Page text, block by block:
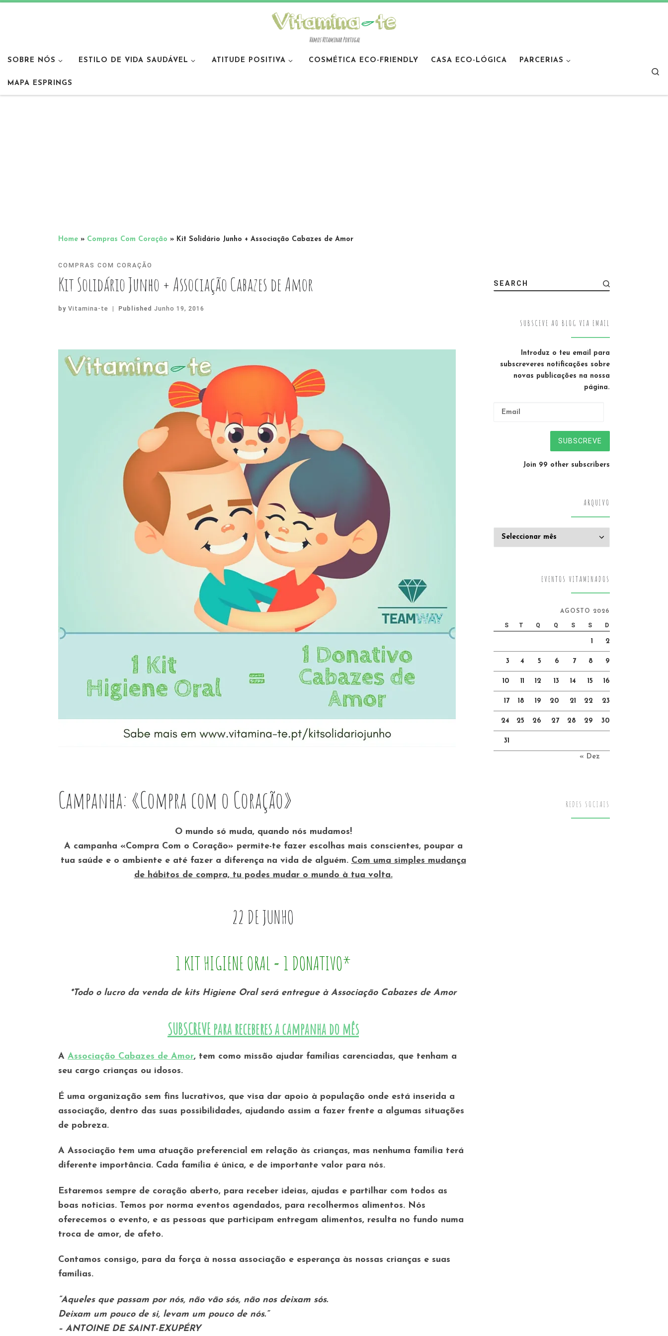
Vamos Vitaminar Portugal
SOBRE NÓS ESTILO DE VIDA SAUDÁVEL ATITUDE POSITIVA COSMÉTICA ECO-FRIENDLY CASA ECO-LÓGICA PARCERIAS
MAPA ESPRINGS
Home » Compras Com Coração » Kit Solidário Junho + Associação Cabazes de Amor
COMPRAS COM CORAÇÃO
Kit Solidário Junho + Associação Cabazes de Amor
by Vitamina-te | Published Junho 19, 2016
Campanha: «Compra com o Coração»
O mundo só muda, quando nós mudamos!
A campanha «Compra Com o Coração» permite-te fazer escolhas mais conscientes, poupar a
tua saúde e o ambiente e até fazer a diferença na vida de alguém. Com uma simples mudança
de hábitos de compra, tu podes mudar o mundo à tua volta.
22 DE JUNHO
1 KIT HIGIENE ORAL = 1 DONATIVO*
*Todo o lucro da venda de kits Higiene Oral será entregue à Associação Cabazes de Amor
SUBSCREVE para receberes a campanha do mês
A Associação Cabazes de Amor, tem como missão ajudar famílias carenciadas, que tenham a
seu cargo crianças ou idosos.
É uma organização sem fins lucrativos, que visa dar apoio à população onde está inserida a
associação, dentro das suas possibilidades, ajudando assim a fazer frente a algumas situações
de pobreza.
A Associação tem uma atuação preferencial em relação às crianças, mas nenhuma família terá
diferente importância. Cada família é única, e de importante valor para nós.
Estaremos sempre de coração aberto, para receber ideias, ajudas e partilhar com todos as
boas noticias. Temos por norma eventos agendados, para recolhermos alimentos. Nós
oferecemos o evento, e as pessoas que participam entregam alimentos, resulta no fundo numa
troca de amor, de afeto.
Contamos consigo, para da força à nossa associação e esperança às nossas crianças e suas
famílias.
“Aqueles que passam por nós, não vão sós, não nos deixam sós.
Deixam um pouco de si, levam um pouco de nós.”
– ANTOINE DE SAINT-EXUPÉRY
SEARCH
SUBSCEVE AO BLOG VIA EMAIL
Introduz o teu email para
subscreveres notificações sobre
novas publicações na nossa
página.
SUBSCREVE
Join 99 other subscribers
ARQUIVO
EVENTOS VITAMINADOS
AGOSTO 2026
S T Q Q S S D
1 2
3 4 5 6 7 8 9
10 11 12 13 14 15 16
17 18 19 20 21 22 23
24 25 26 27 28 29 30
31
« Dez
REDES SOCIAIS